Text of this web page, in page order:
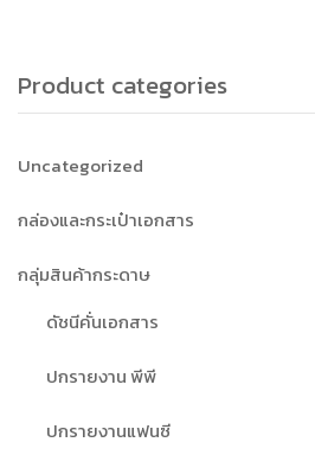
Product categories
Uncategorized
กล่องและกระเป๋าเอกสาร
กลุ่มสินค้ากระดาษ
ดัชนีคั่นเอกสาร
ปกรายงาน พีพี
ปกรายงานแฟนซี